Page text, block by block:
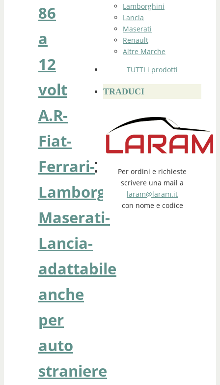
86
a
12
volt
A.R-
Fiat-
Ferrari-
Lamborghini-
Maserati-
Lancia-
adattabile
anche
per
auto
straniere
Lamborghini
Lancia
Maserati
Renault
Altre Marche
TUTTI i prodotti
TRADUCI
Per ordini e richieste
scrivere una mail a
laram@laram.it
con nome e codice